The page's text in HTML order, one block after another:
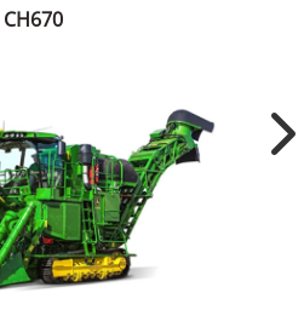
CH670